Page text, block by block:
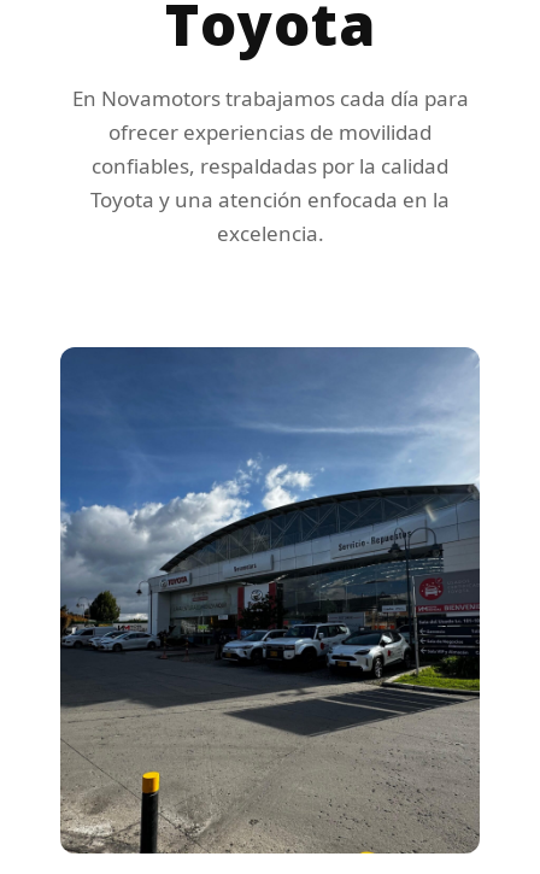
Toyota
En Novamotors trabajamos cada día para
ofrecer experiencias de movilidad
confiables, respaldadas por la calidad
Toyota y una atención enfocada en la
excelencia.